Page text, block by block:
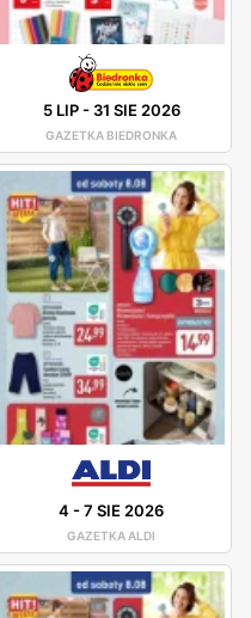
5 LIP- 31 SIE 2026
GAZETKA BIEDRONKA
4 -7 SIE 2026
GAZETKA ALDI